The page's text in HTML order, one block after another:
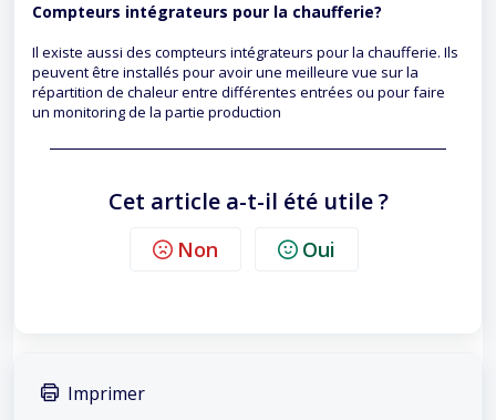
Compteurs intégrateurs pour la chaufferie?
Il existe aussi des compteurs intégrateurs pour la chaufferie. Ils
peuvent être installés pour avoir une meilleure vue sur la
répartition de chaleur entre différentes entrées ou pour faire
un monitoring de la partie production
Cet article a-t-il été utile ?
Non Oui
Imprimer